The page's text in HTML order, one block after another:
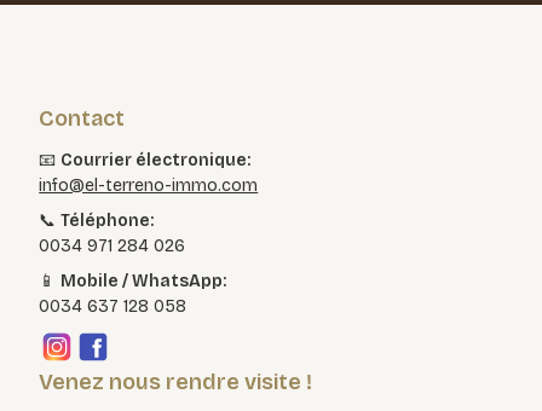
Contact
📧 Courrier électronique:
info@el-terreno-immo.com
📞Téléphone:
0034 971 284 026
📱 Mobile / WhatsApp:
0034 637 128 058
Venez nous rendre visite !